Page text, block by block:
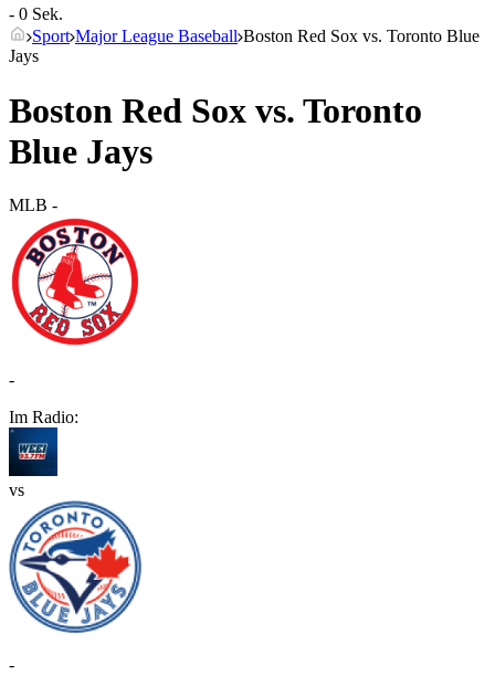
- 0 Sek.
Sport Major League Baseball Boston Red Sox vs. Toronto Blue
Jays
Boston Red Sox vs. Toronto
Blue Jays
MLB -
-
Im Radio:
vs
-